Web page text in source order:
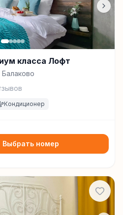
класса Лофт
Кондиционер
Выбрать номер